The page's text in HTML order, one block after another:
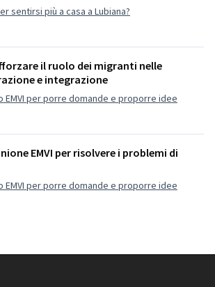
sentirsi più a casa a Lubiana?
il ruolo dei migranti nelle
e integrazione
per porre domande e proporre idee
EMVI per risolvere i problemi di
per porre domande e proporre idee